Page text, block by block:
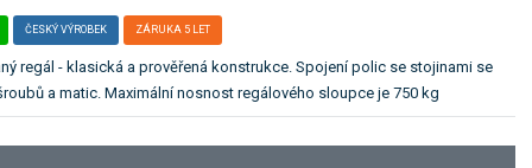
ČESKÝ VÝROBEK ZÁRUKA 5 LET
regál - klasická a prověřená konstrukce. Spojení polic se stojinami se
a matic. Maximální nosnost regálového sloupce je 750 kg